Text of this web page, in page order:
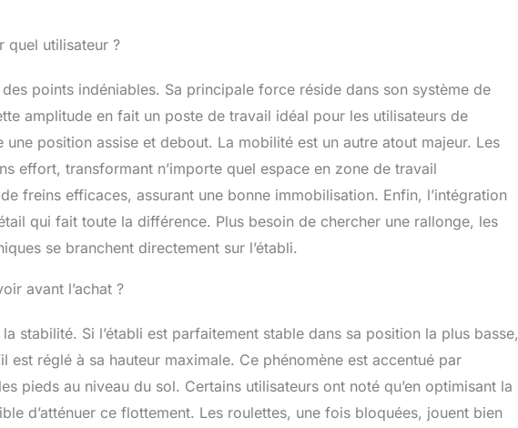
quel utilisateur ?
points indéniables. Sa principale force réside dans son système de
amplitude en fait un poste de travail idéal pour les utilisateurs de
position assise et debout. La mobilité est un autre atout majeur. Les
effort, transformant n’importe quel espace en zone de travail
freins efficaces, assurant une bonne immobilisation. Enfin, l’intégration
qui fait toute la différence. Plus besoin de chercher une rallonge, les
se branchent directement sur l’établi.
avant l’achat ?
stabilité. Si l’établi est parfaitement stable dans sa position la plus basse,
est réglé à sa hauteur maximale. Ce phénomène est accentué par
pieds au niveau du sol. Certains utilisateurs ont noté qu’en optimisant la
d’atténuer ce flottement. Les roulettes, une fois bloquées, jouent bien